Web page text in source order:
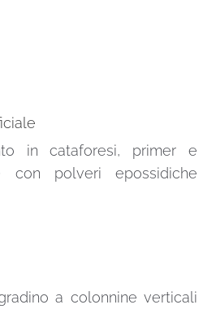
in cataforesi, primer e
con polveri epossidiche
a colonnine verticali